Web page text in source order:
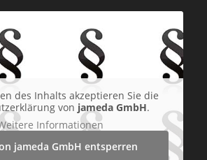
des Inhalts akzeptieren Sie die
von jameda GmbH.
Informationen
jameda GmbH entsperren